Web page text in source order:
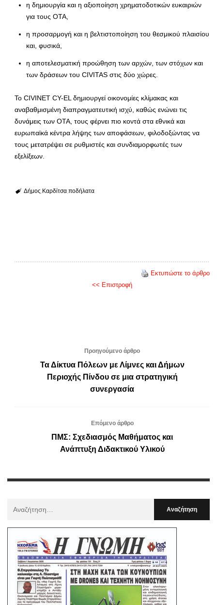
η δημιουργία και η αξιοποίηση χρηματοδοτικών ευκαιριών
για τους ΟΤΑ,
η προσαρμογή και η βελτιστοποίηση του θεσμικού πλαισίου
και, φυσικά,
η αποτελεσματική προώθηση των αρχών, των στόχων και
των δράσεων του CIVITAS στις δύο χώρες.
Το CIVINET CY-EL δημιουργεί οικονομίες κλίμακας και
αναβαθμισμένη διαπραγματευτική ισχύ, καθώς ενώνει τις
δυνάμεις των ΟΤΑ, τους φέρνει πιο κοντά στα εθνικά και
ευρωπαϊκά κέντρα λήψης των αποφάσεων, φιλοδοξώντας να
τους μετατρέψει σε ρυθμιστές και συνδιαμορφωτές των
εξελίξεων.
Δήμος Καρδίτσα ποδήλατα
Εκτυπώστε το άρθρο
<< Επιστροφή
Προηγούμενο άρθρο
Τα Δίκτυα Πόλεων με Λίμνες και Δήμων
Περιοχής Πίνδου σε μια στρατηγική
συνεργασία
Επόμενο άρθρο
ΠΜΣ: Σχεδιασμός Μαθήματος και
Ανάπτυξη Διδακτικού Υλικού
: